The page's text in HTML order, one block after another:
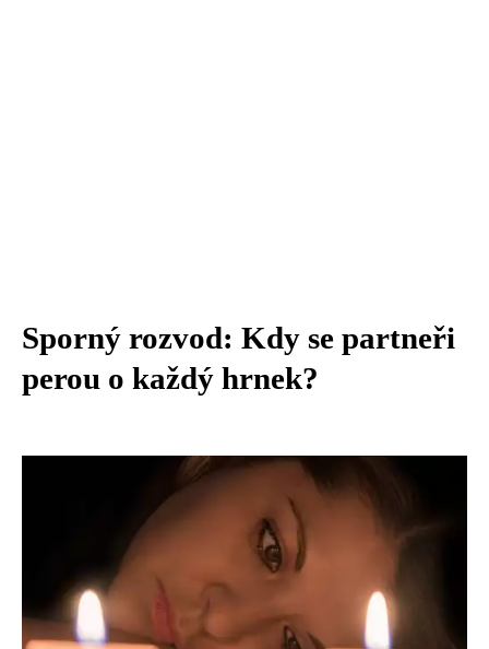
Sporný rozvod: Kdy se partneři
perou o každý hrnek?